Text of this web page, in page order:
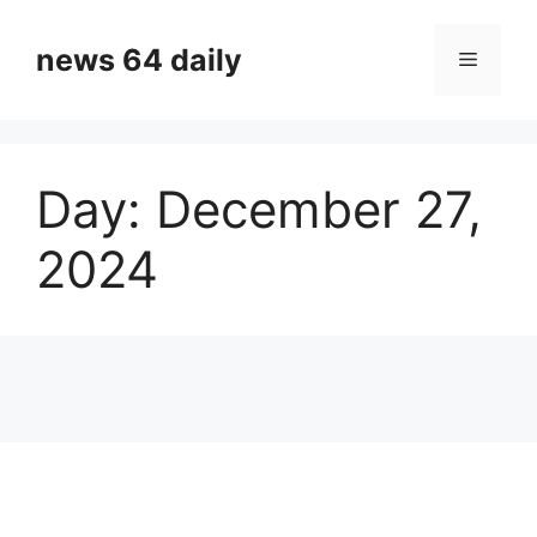
contentnews 64 daily Menu
Day: December 27,
2024